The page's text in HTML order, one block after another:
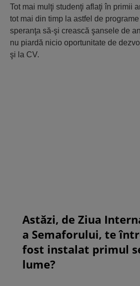
Tot mai mulţi studenţi aflaţi în primii
tot mai din timp la astfel de
speranţa să-şi crească şansele de
nu piardă nicio oportunitate de
şi la CV.
Astăzi, de Ziua
a Semaforului, te
fost instalat primul
lume?